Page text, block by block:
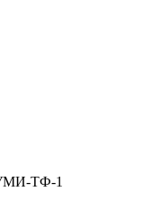
УМИ-ТФ-1